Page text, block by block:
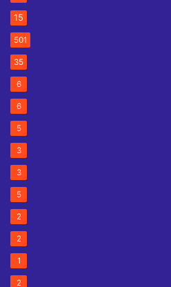
15
501
35
6
6
5
3
3
5
2
2
1
2